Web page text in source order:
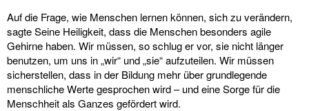
Auf die Frage, wie Menschen lernen können, sich zu verändern,
sagte Seine Heiligkeit, dass die Menschen besonders agile
Gehirne haben. Wir müssen, so schlug er vor, sie nicht länger
benutzen, um uns in „wir“ und „sie“ aufzuteilen. Wir müssen
sicherstellen, dass in der Bildung mehr über grundlegende
menschliche Werte gesprochen wird – und eine Sorge für die
Menschheit als Ganzes gefördert wird.